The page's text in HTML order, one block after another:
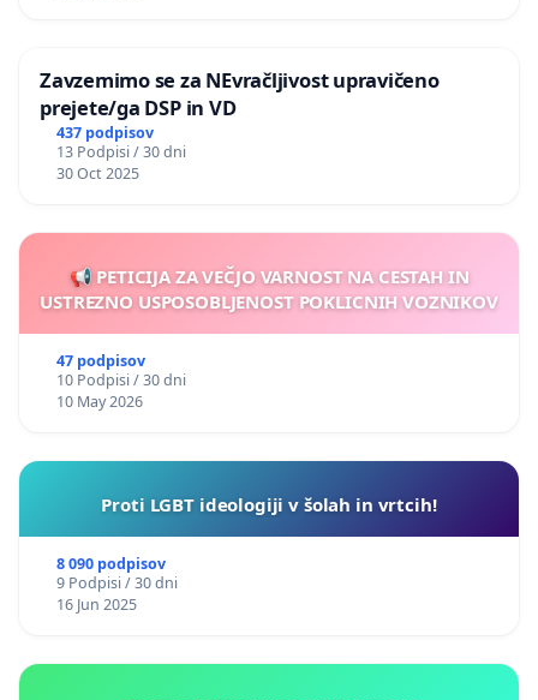
Zavzemimo se za NEvračljivost upravičeno
prejete/ga DSP in VD
437 podpisov
13 Podpisi / 30 dni
30 Oct 2025
📢 PETICIJA ZA VEČJO VARNOST NA CESTAH IN
USTREZNO USPOSOBLJENOST POKLICNIH VOZNIKOV
47 podpisov
10 Podpisi / 30 dni
10 May 2026
Proti LGBT ideologiji v šolah in vrtcih!
8 090 podpisov
9 Podpisi / 30 dni
16 Jun 2025